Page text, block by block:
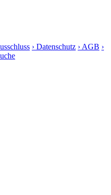
› Datenschutz › AGB ›